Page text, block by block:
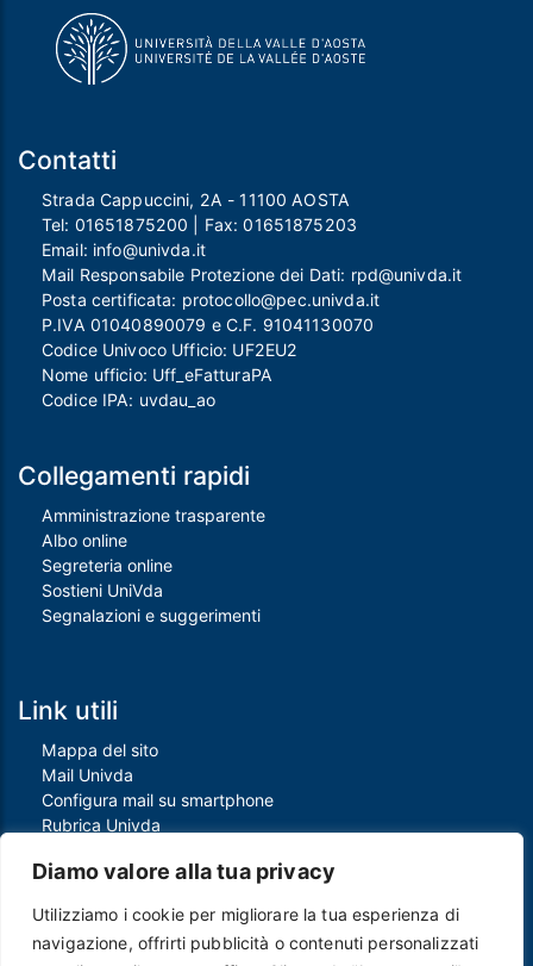
Diamo valore alla tua privacy
Utilizziamo i cookie per migliorare la tua esperienza di
navigazione, offrirti pubblicità o contenuti personalizzati
Contatti
Strada Cappuccini, 2A - 11100 AOSTA
Tel: 01651875200 | Fax:01651875203
Email: info@univda.it
Mail Responsabile Protezione dei Dati: rpd@univda.it
Posta certificata: protocollo@pec.univda.it
P.IVA 01040890079 e C.F. 91041130070
Codice Univoco Ufficio: UF2EU2
Nome ufficio: Uff_eFatturaPA
Codice IPA: uvdau_ao
Collegamenti rapidi
Amministrazione trasparente
Albo online
Segreteria online
Sostieni UniVda
Segnalazioni e suggerimenti
Link utili
Mappa del sito
Mail Univda
Configura mail su smartphone
Rubrica Univda
Piè di pagina
Crediti